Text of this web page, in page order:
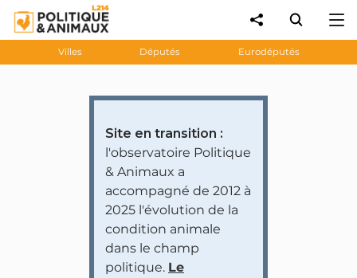
Villes Députés Eurodéputés
Site en transition :
l'observatoire Politique
& Animaux a
accompagné de 2012 à
2025 l'évolution de la
condition animale
dans le champ
politique. Le